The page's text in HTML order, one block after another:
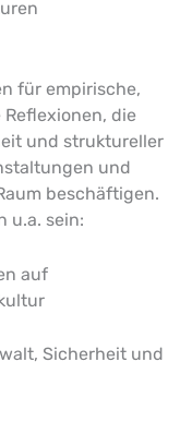
für empirische,
die
und struktureller
und
beschäftigen.
u.a. sein:
auf
Sicherheit und